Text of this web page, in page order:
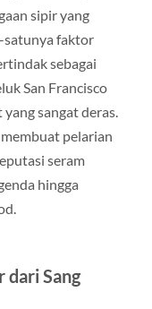
sipir yang
satunya faktor
sebagai
San Francisco
sangat deras.
pelarian
seram
hingga
dari Sang